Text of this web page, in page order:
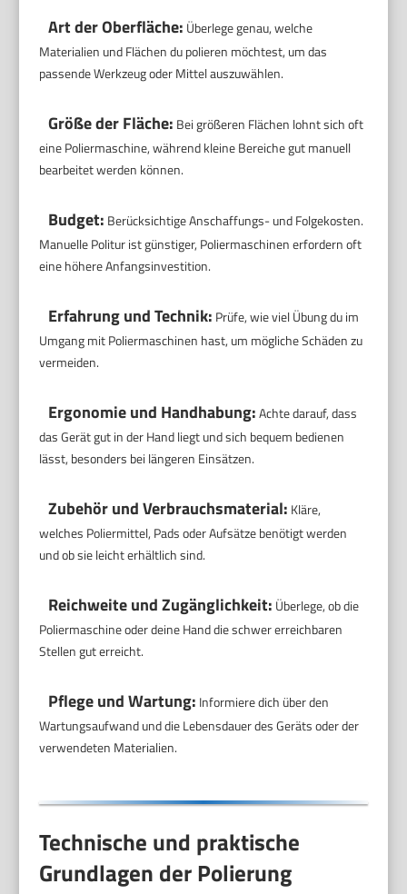
Art der Oberfläche: Überlege genau, welche
Materialien und Flächen du polieren möchtest, um das
passende Werkzeug oder Mittel auszuwählen.
Größe der Fläche: Bei größeren Flächen lohnt sich oft
eine Poliermaschine, während kleine Bereiche gut manuell
bearbeitet werden können.
Budget: Berücksichtige Anschaffungs- und Folgekosten.
Manuelle Politur ist günstiger, Poliermaschinen erfordern oft
eine höhere Anfangsinvestition.
Erfahrung und Technik: Prüfe, wie viel Übung du im
Umgang mit Poliermaschinen hast, um mögliche Schäden zu
vermeiden.
Ergonomie und Handhabung:Achte darauf, dass
das Gerät gut in der Hand liegt und sich bequem bedienen
lässt, besonders bei längeren Einsätzen.
Zubehör und Verbrauchsmaterial: Kläre,
welches Poliermittel, Pads oder Aufsätze benötigt werden
und ob sie leicht erhältlich sind.
Reichweite und Zugänglichkeit: Überlege, ob die
Poliermaschine oder deine Hand die schwer erreichbaren
Stellen gut erreicht.
Pflege und Wartung: Informiere dich über den
Wartungsaufwand und die Lebensdauer des Geräts oder der
verwendeten Materialien.
Technische und praktische
Grundlagen der Polierung